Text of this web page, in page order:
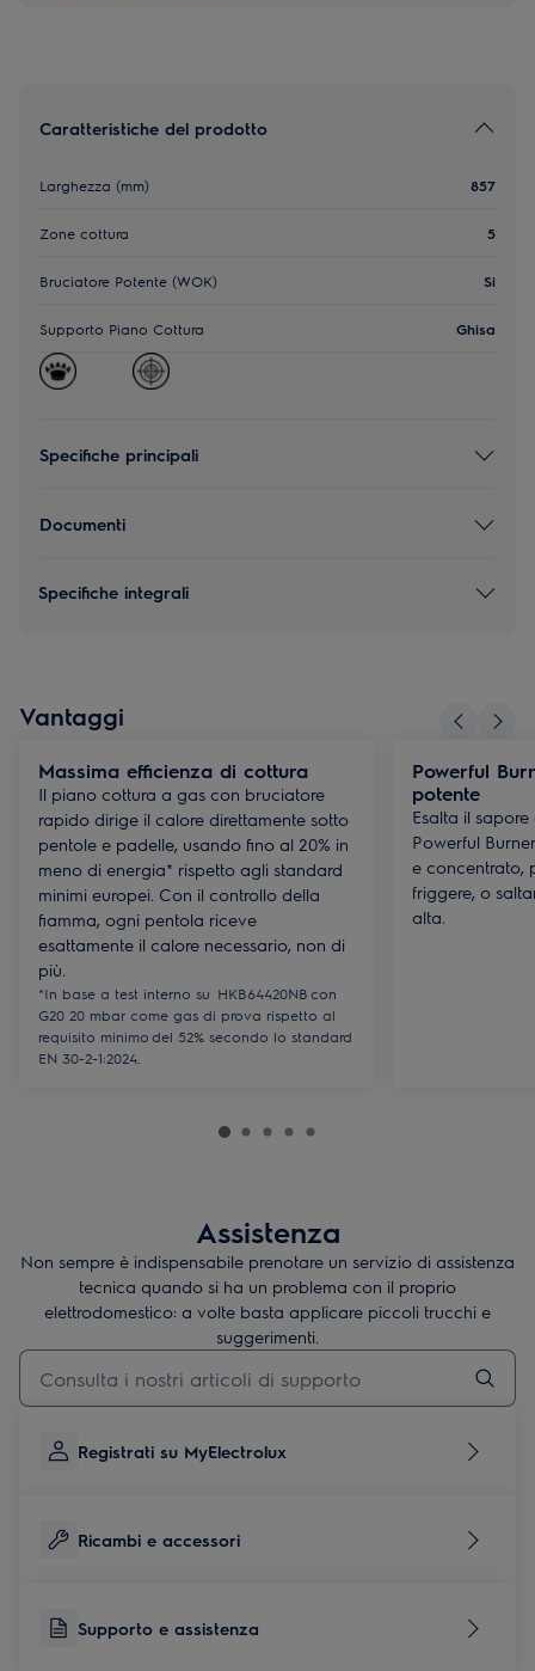
Caratteristiche del prodotto
Larghezza (mm) 857
Zone cottura 5
Bruciatore Potente (WOK) Si
Supporto Piano Cottura Ghisa
Specifiche principali
Documenti
Specifiche integrali
Vantaggi
Massima efficienza di cottura
Il piano cottura a gas con bruciatore
rapido dirige il calore direttamente sotto
pentole e padelle, usando fino al 20% in
meno di energia* rispetto agli standard
minimi europei. Con il controllo della
fiamma, ogni pentola riceve
esattamente il calore necessario, non di
più.
*In base a test interno su HKB64420NB con
G20 20 mbar come gas di prova rispetto al
requisito minimo del 52% secondo lo standard
EN 30-2-1:2024.
Powerful
potente
Esalta il
Powerful
e concentrato,
friggere, o
alta.
Assistenza
Non sempre è indispensabile prenotare un servizio di assistenza
tecnica quando si ha un problema con il proprio
elettrodomestico: a volte basta applicare piccoli trucchi e
suggerimenti.
Digita per cercare articoli di supporto
Registrati su MyElectrolux
Ricambi e accessori
Supporto e assistenza